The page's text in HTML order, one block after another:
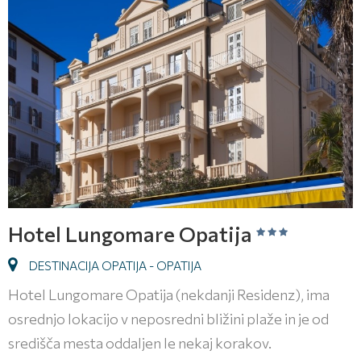
Hotel Lungomare Opatija
DESTINACIJA OPATIJA - OPATIJA
Hotel Lungomare Opatija (nekdanji Residenz), ima
osrednjo lokacijo v neposredni bližini plaže in je od
središča mesta oddaljen le nekaj korakov.